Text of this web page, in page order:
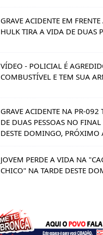
GRAVE ACIDENTE EM
HULK TIRA A VIDA DE DUAS
VÍDEO - POLICIAL É
COMBUSTÍVEL E TEM SUA
GRAVE ACIDENTE NA PR-
DE DUAS PESSOAS NO
DESTE DOMINGO, PRÓXIMO
JOVEM PERDE A VIDA NA
CHICO" NA TARDE DESTE